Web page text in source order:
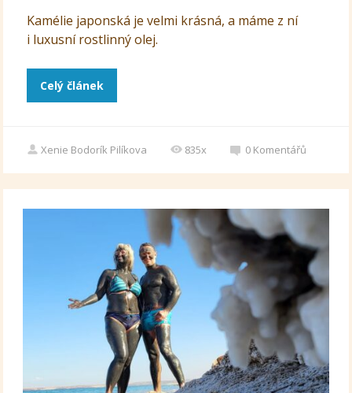
Kamélie japonská je velmi krásná, a máme z ní
i luxusní rostlinný olej.
Celý článek
Xenie Bodorík Pilíkova 835x 0 Komentářů